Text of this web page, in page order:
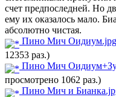
счет предпоследней. Но
ему их оказалось мало.
абсолютно чистая.
Пино Мич Оидиум.jpg
12353 раз.)
Пино Мич
просмотрено 1062 раз.)
Пино Мич и